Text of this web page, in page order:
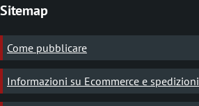
Sitemap
Come pubblicare
Informazioni su Ecommerce e spedizioni